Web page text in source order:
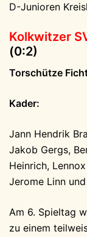
D-Junioren
Kolkwitzer
(0:2)
Torschütze
Kader:
Jann Hendrik
Jakob Gergs,
Heinrich,
Jerome Linn
Am 6. Spieltag
zu einem